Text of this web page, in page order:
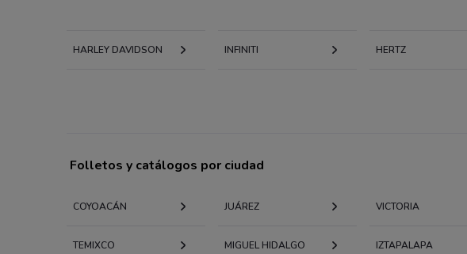
HARLEY DAVIDSON INFINITI HERTZ
Folletos y catálogos por ciudad
COYOACÁN JUÁREZ VICTORIA
TEMIXCO MIGUEL HIDALGO IZTAPALAPA